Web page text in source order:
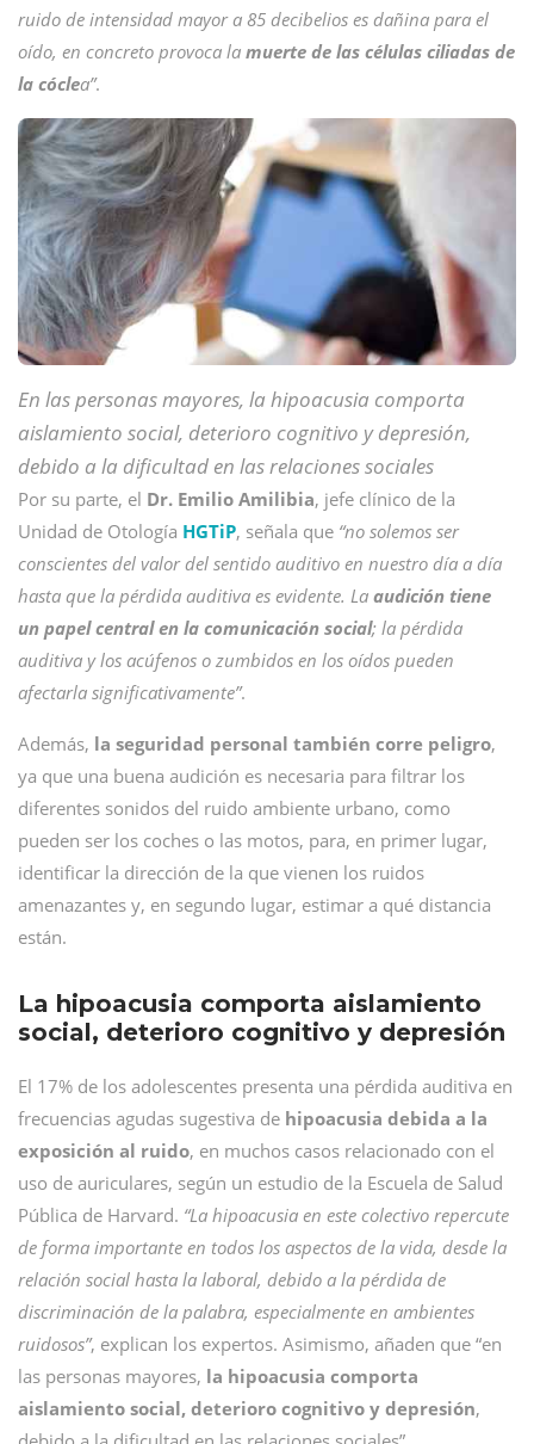
ruido de intensidad mayor a 85 decibelios es dañina para el
oído, en concreto provoca la muerte de las células ciliadas de
la cóclea”.
En las personas mayores, la hipoacusia comporta
aislamiento social, deterioro cognitivo y depresión,
debido a la dificultad en las relaciones sociales
Por su parte, el Dr. Emilio Amilibia, jefe clínico de la
Unidad de Otología HGTiP, señala que “no solemos ser
conscientes del valor del sentido auditivo en nuestro día a día
hasta que la pérdida auditiva es evidente. La audición tiene
un papel central en la comunicación social; la pérdida
auditiva y los acúfenos o zumbidos en los oídos pueden
afectarla significativamente”.
Además, la seguridad personal también corre peligro,
ya que una buena audición es necesaria para filtrar los
diferentes sonidos del ruido ambiente urbano, como
pueden ser los coches o las motos, para, en primer lugar,
identificar la dirección de la que vienen los ruidos
amenazantes y, en segundo lugar, estimar a qué distancia
están.
La hipoacusia comporta aislamiento
social, deterioro cognitivo y depresión
El 17% de los adolescentes presenta una pérdida auditiva en
frecuencias agudas sugestiva de hipoacusia debida a la
exposición al ruido, en muchos casos relacionado con el
uso de auriculares, según un estudio de la Escuela de Salud
Pública de Harvard. “La hipoacusia en este colectivo repercute
de forma importante en todos los aspectos de la vida, desde la
relación social hasta la laboral, debido a la pérdida de
discriminación de la palabra, especialmente en ambientes
ruidosos”, explican los expertos. Asimismo, añaden que “en
las personas mayores, la hipoacusia comporta
aislamiento social, deterioro cognitivo y depresión,